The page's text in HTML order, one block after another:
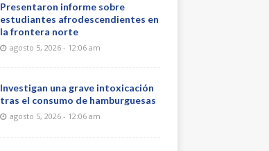
Presentaron informe sobre
estudiantes afrodescendientes en
la frontera norte
agosto 5, 2026 - 12:06 am
Investigan una grave intoxicación
tras el consumo de hamburguesas
agosto 5, 2026 - 12:06 am